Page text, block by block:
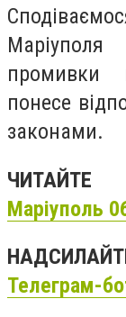
промивки
понесе
законами.
ЧИТАЙТЕ
Маріуполь
Телеграм-